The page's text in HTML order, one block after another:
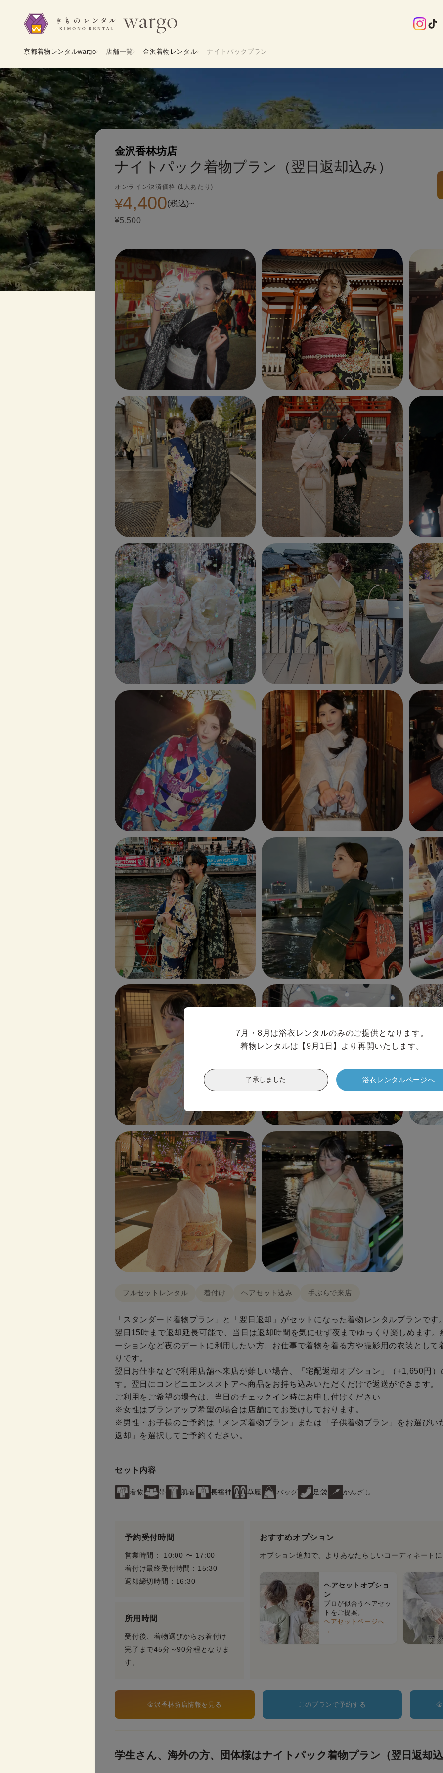
京都着物レンタルwargo 店舗一覧 金沢着物レンタル ナイトパックプラン
7月・8月は浴衣レンタルのみのご提供となります。
着物レンタルは【9月1日】より再開いたします。
了承しました 浴衣レンタルページへ
ナイトパック着物プラン（翌日返却込み）
金沢香林坊店
オンライン決済価格 (1人あたり)
¥4,400(税込)~
¥5,500
フルセットレンタル 着付け ヘアセット込み 手ぶらで来店
「スタンダード着物プラン」と「翌日返却」がセットになった着物レンタルプランです
翌日15時まで返却延長可能で、当日は返却時間を気にせず夜までゆっくり楽しめます
ーションなど夜のデートに利用したい方、お仕事で着物を着る方や撮影用の衣装として
りです。
翌日お仕事などで利用店舗へ来店が難しい場合、「宅配返却オプション」（+1,650円
す。翌日にコンビニエンスストアへ商品をお持ち込みいただくだけで返送ができます。
ご利用をご希望の場合は、当日のチェックイン時にお申し付けください
※女性はプランアップ希望の場合は店舗にてお受けしております。
※男性・お子様のご予約は「メンズ着物プラン」または「子供着物プラン」をお選びい
返却」を選択してご予約ください。
セット内容
着物 帯 肌着 長襦袢 草履 バッグ 足袋 かんざし
予約受付時間
営業時間： 10:00 〜 17:00
着付け最終受付時間：15:30
返却締切時間：16:30
所用時間
受付後、着物選びからお着付け
完了まで45分～90分程となりま
す。
おすすめオプション
オプション追加で、よりあなたらしいコーディネート
ヘアセットオプショ
ン
プロが似合うヘアセッ
トをご提案。
ヘアセットページへ
→
金沢香林坊店情報を見る このプランで予約する
学生さん、海外の方、団体様はナイトパック着物プラン（翌日返却